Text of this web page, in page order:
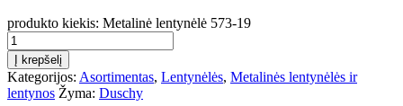
produkto kiekis: Metalinė lentynėlė 573-19
Į krepšelį
Kategorijos: Asortimentas, Lentynėlės, Metalinės lentynėlės ir
lentynos Žyma: Duschy